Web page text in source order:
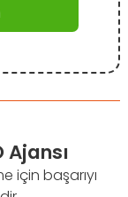
Ajansı
için başarıyı